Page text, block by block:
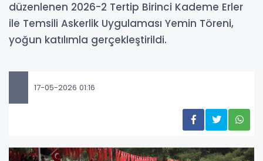
düzenlenen 2026-2 Tertip Birinci Kademe Erler
ile Temsili Askerlik Uygulaması Yemin Töreni,
yoğun katılımla gerçekleştirildi.
17-05-2026 01:16